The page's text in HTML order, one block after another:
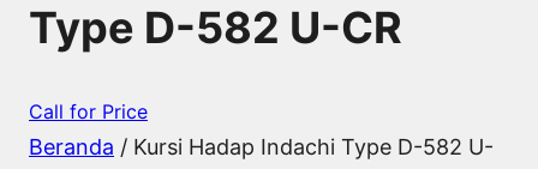
Type D-582 U-CR
Call for Price
Beranda / Kursi Hadap Indachi Type D-582 U-